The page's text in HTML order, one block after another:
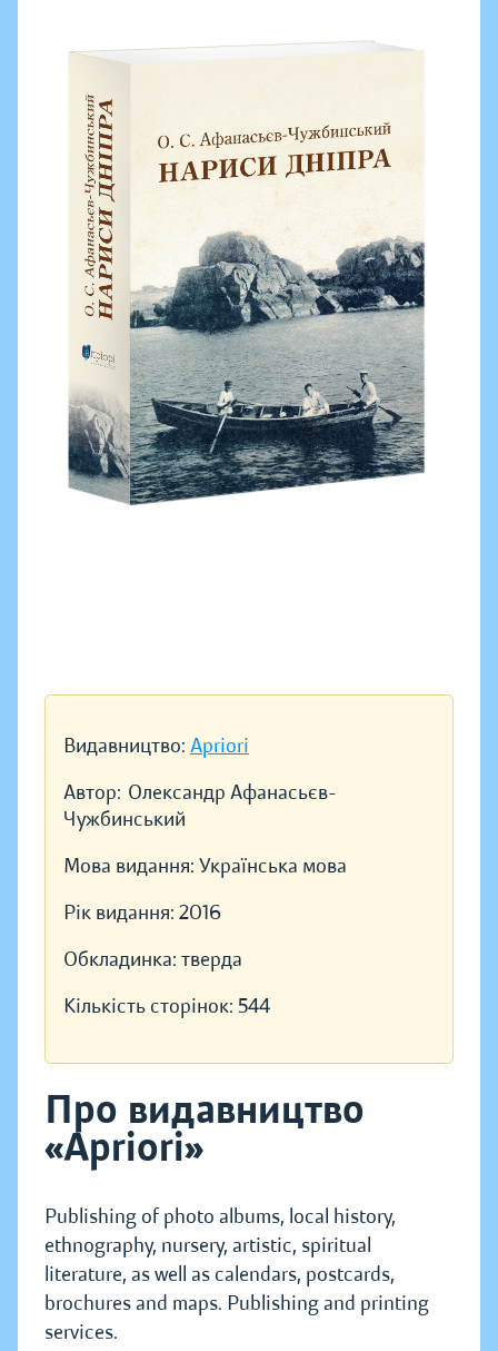
Видавництво: Apriori
Автор: Олександр Афанасьєв-
Чужбинський
Мова видання: Українська мова
Рік видання: 2016
Обкладинка: тверда
Кількість сторінок: 544
Про видавництво
«Apriori»
Publishing of photo albums, local history,
ethnography, nursery, artistic, spiritual
literature, as well as calendars, postcards,
brochures and maps. Publishing and printing
services.